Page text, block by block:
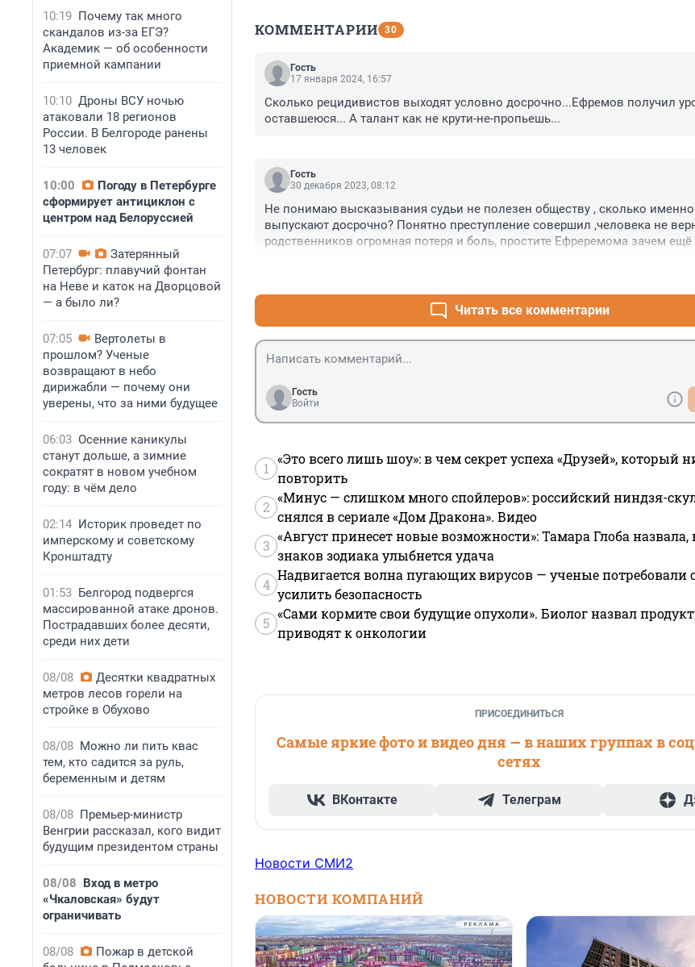
10:19 Почему так много
скандалов из-за ЕГЭ?
Академик — об особенности
приемной кампании
10:10 Дроны ВСУ ночью
атаковали 18 регионов
России. В Белгороде ранены
13 человек
10:00
Погоду в Петербурге
сформирует антициклон с
центром над Белоруссией
07:07
Затерянный
Петербург: плавучий фонтан
на Неве и каток на Дворцовой
— а было ли?
07:05
Вертолеты в
прошлом? Ученые
возвращают в небо
дирижабли — почему они
уверены, что за ними будущее
06:03 Осенние каникулы
станут дольше, а зимние
сократят в новом учебном
году: в чём дело
02:14 Историк проведет по
имперскому и советскому
Кронштадту
01:53 Белгород подвергся
массированной атаке дронов.
Пострадавших более десяти,
среди них дети
08/08
Десятки квадратных
метров лесов горели на
стройке в Обухово
08/08 Можно ли пить квас
тем, кто садится за руль,
беременным и детям
08/08 Премьер-министр
Венгрии рассказал, кого видит
будущим президентом страны
08/08 Вход в метро
«Чкаловская» будут
ограничивать
08/08
Пожар в детской
КОММЕНТАРИИ 30
Гость
17 января 2024, 16:57
Сколько рецидивистов выходят условно досрочно...Ефремов получил
оставшеюся... А талант как не крути-не-пропьешь...
Гость
30 декабря 2023, 08:12
Не понимаю высказывания судьи не полезен обществу , сколько
выпускают досрочно? Понятно преступление совершил ,человека не
родственников огромная потеря и боль, простите Ефреремома зачем
Читать все комментарии
Гость
Войти
1
«Это всего лишь шоу»: в чем секрет успеха «Друзей», который
повторить
2
«Минус — слишком много спойлеров»: российский ниндзя-
снялся в сериале «Дом Дракона». Видео
3
«Август принесет новые возможности»: Тамара Глоба назвала,
знаков зодиака улыбнется удача
4
Надвигается волна пугающих вирусов — ученые потребовали
усилить безопасность
5
«Сами кормите свои будущие опухоли». Биолог назвал
приводят к онкологии
ПРИСОЕДИНИТЬСЯ
Самые яркие фото и видео дня — в наших группах в
сетях
ВКонтакте Телеграм
Новости СМИ2
НОВОСТИ КОМПАНИЙ